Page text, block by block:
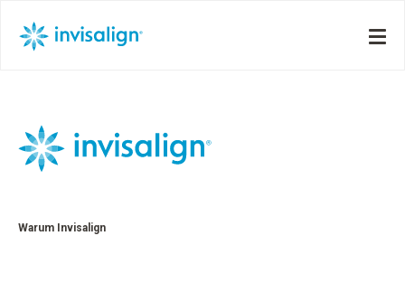
Warum Invisalign